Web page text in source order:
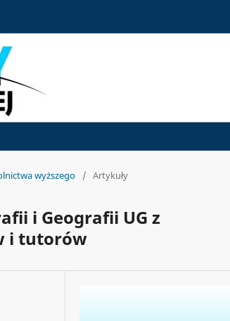
wyższego / Artykuły
i Geografii UG z
i tutorów